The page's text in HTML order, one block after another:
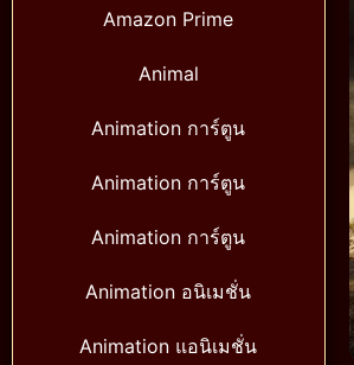
Amazon Prime
Animal
Animation การ์ตูน
Animation การ์ตูน
Animation การ์ตูน
Animation อนิเมชั่น
Animation แอนิเมชั่น